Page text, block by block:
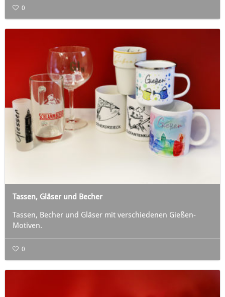
0
Tassen, Gläser und Becher
Tassen, Becher und Gläser mit verschiedenen Gießen-
Motiven.
0